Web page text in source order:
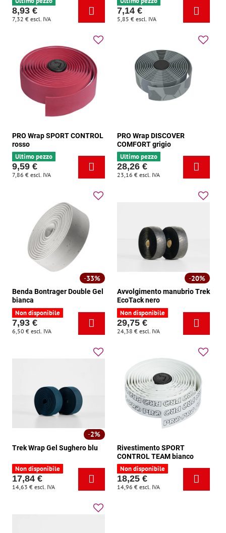
8,93 €
7,32 € escl. IVA
7,14 €
5,85 € escl. IVA
PRO Wrap SPORT CONTROL
rosso
Ultimo pezzo
9,59 €
7,86 € escl. IVA
PRO Wrap DISCOVER
COMFORT grigio
Ultimo pezzo
28,26 €
23,16 € escl. IVA
33%
Benda Bontrager Double Gel
bianca
Non disponibile
7,93 €
6,50 € escl. IVA
20%
Avvolgimento manubrio Trek
EcoTack nero
Non disponibile
29,75 €
24,38 € escl. IVA
2%
Trek Wrap Gel Sughero blu
Non disponibile
17,84 €
14,63 € escl. IVA
Rivestimento SPORT
CONTROL TEAM bianco
Non disponibile
18,25 €
14,96 € escl. IVA